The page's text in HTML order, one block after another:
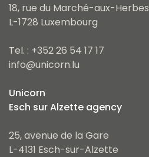
18, rue du Marché-aux-Herbes
L-1728 Luxembourg
Tel. : +352 26 54 17 17
info@unicorn.lu
Unicorn
Esch sur Alzette agency
25, avenue de la Gare
L-4131 Esch-sur-Alzette